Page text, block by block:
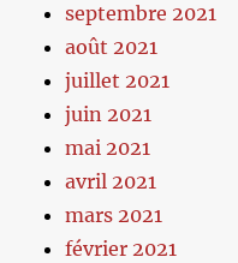
septembre 2021
août 2021
juillet 2021
juin 2021
mai 2021
avril 2021
mars 2021
février 2021